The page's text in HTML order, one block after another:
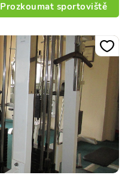
Prozkoumat sportoviště